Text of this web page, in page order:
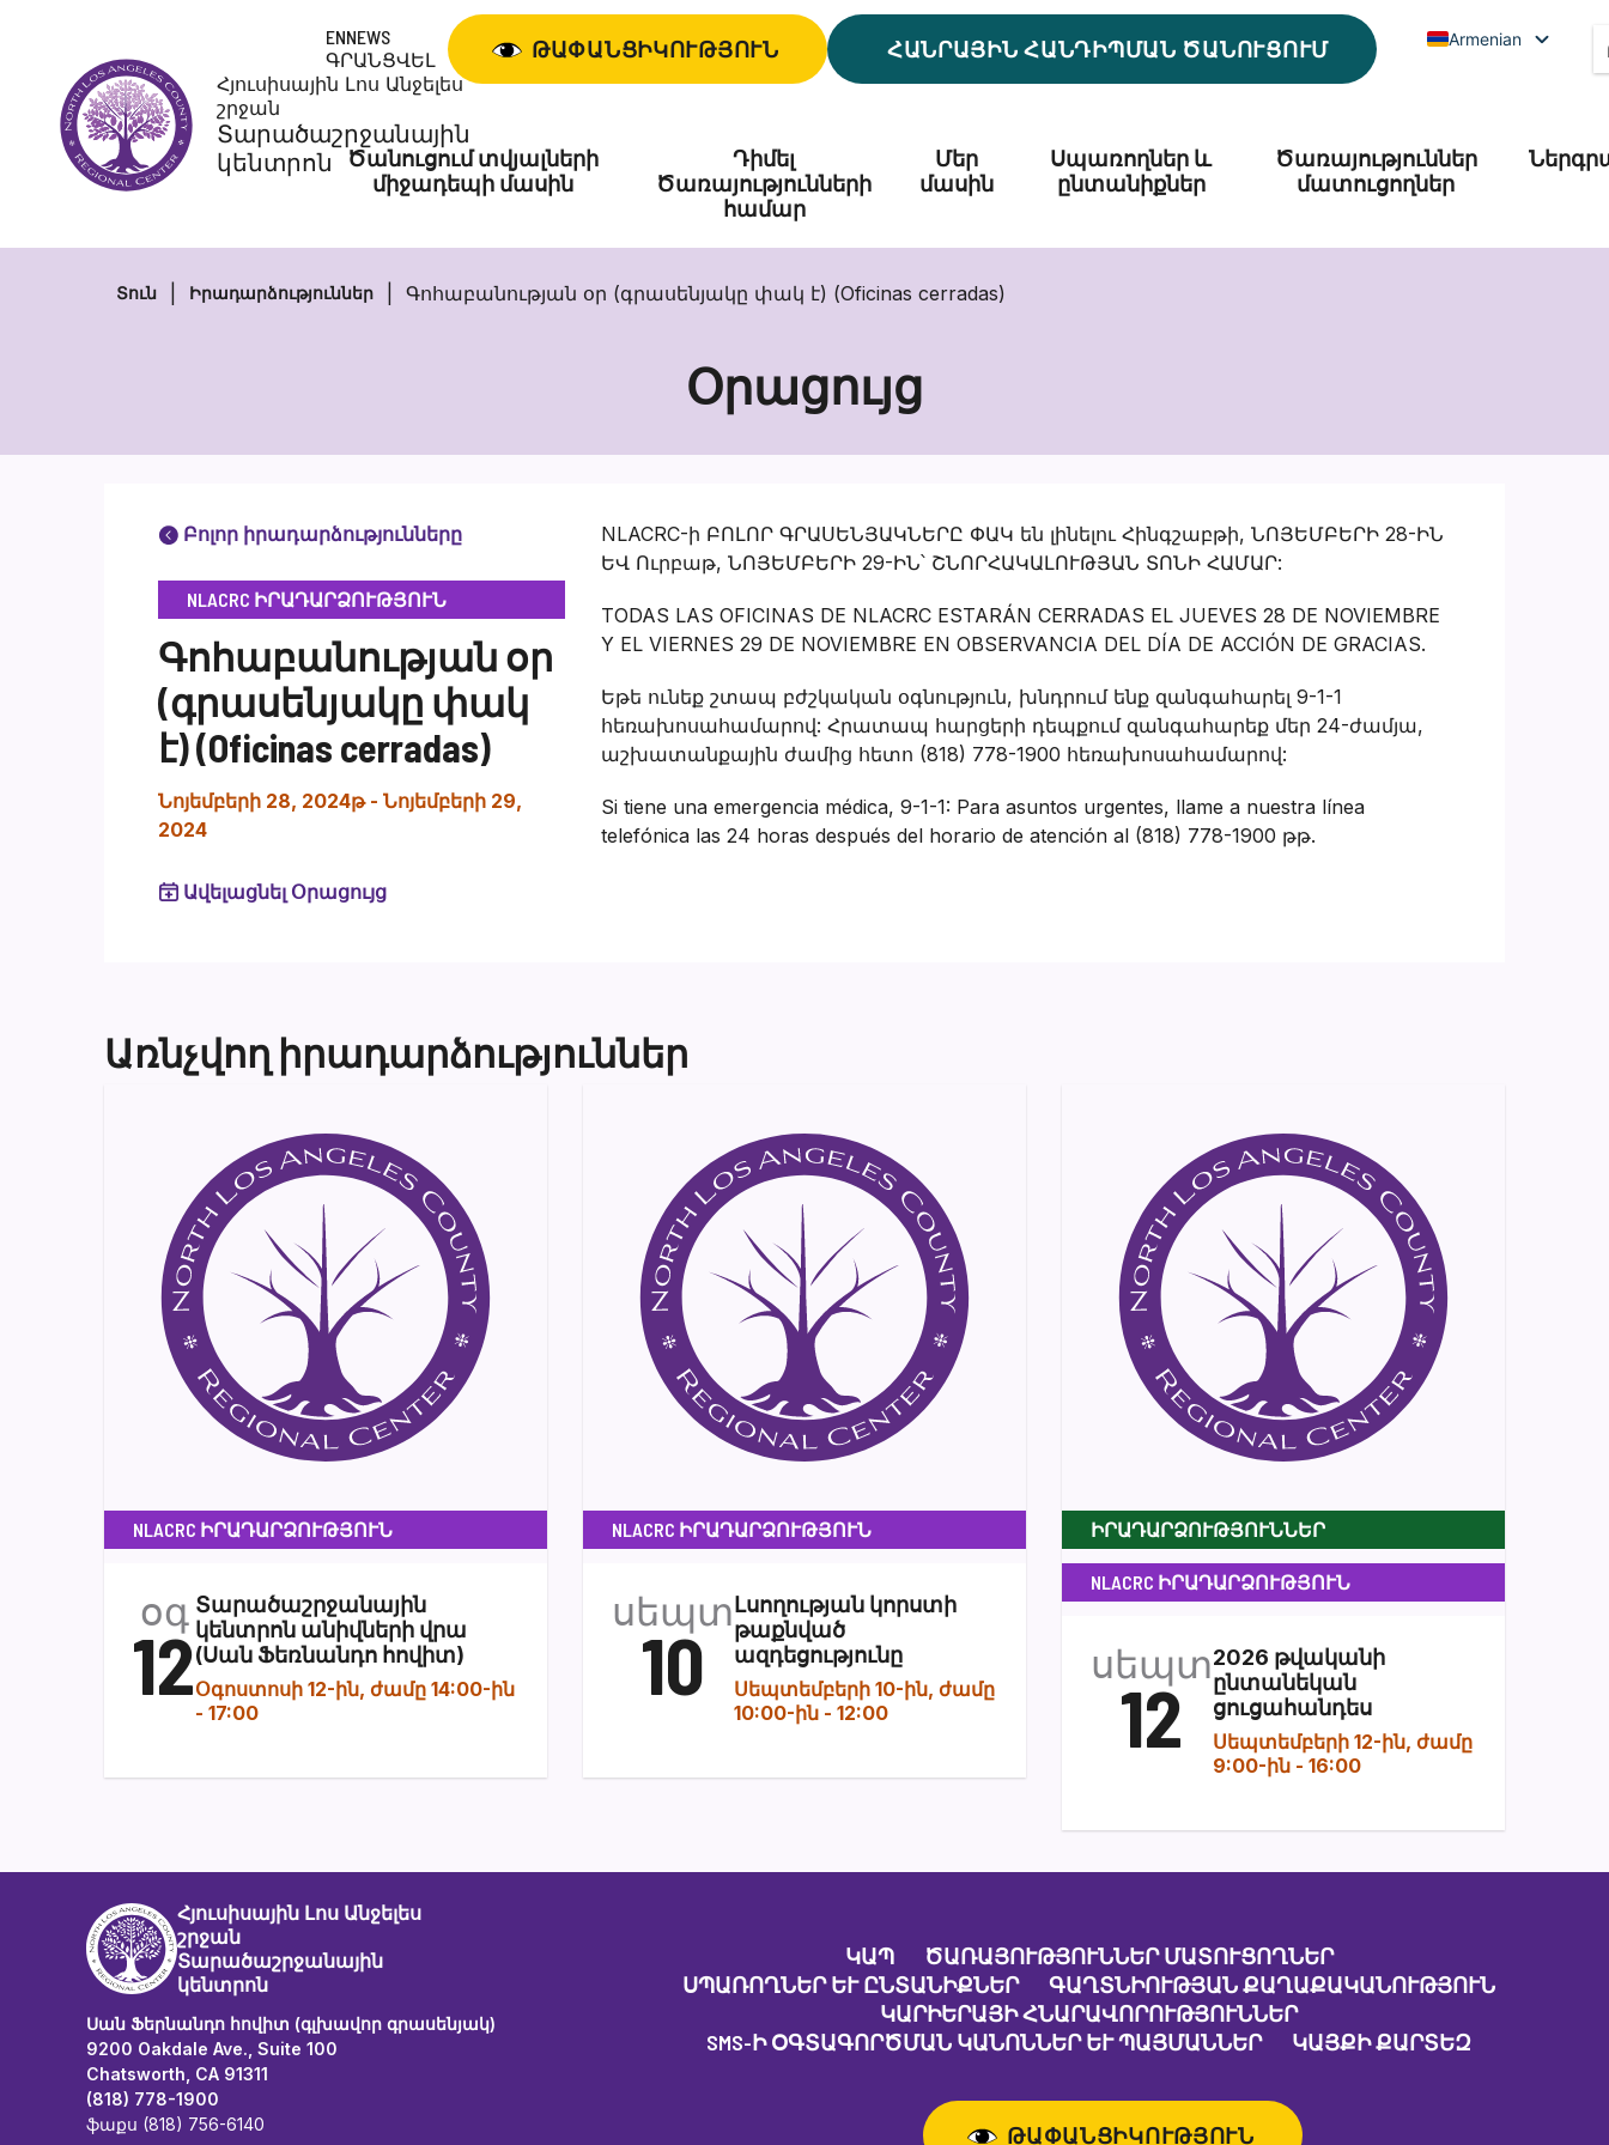
Հյուսիսային Լոս Անջելես
շրջան
Տարածաշրջանային
կենտրոն
ENNEWS
ԳՐԱՆՑՎԵԼ
ԹԱՓԱՆՑԻԿՈՒԹՅՈՒՆ ՀԱՆՐԱՅԻՆ ՀԱՆԴԻՊՄԱՆ ԾԱՆՈՒՑՈՒՄ Armenian
Ծանուցում տվյալների
միջադեպի մասին
Դիմել
Ծառայությունների
համար
Մեր
մասին
Սպառողներ և
ընտանիքներ
Ծառայություններ
մատուցողներ
Տուն Իրադարձություններ Գոհաբանության օր (գրասենյակը փակ է) (Oficinas cerradas)
Օրացույց
Բոլոր իրադարձությունները
NLACRC ԻՐԱԴԱՐՁՈՒԹՅՈՒՆ
Գոհաբանության օր
(գրասենյակը փակ
է) (Oficinas cerradas)
Նոյեմբերի 28, 2024թ- Նոյեմբերի 29,
2024
Ավելացնել Օրացույց
NLACRC-ի ԲՈԼՈՐ ԳՐԱՍԵՆՅԱԿՆԵՐԸ ՓԱԿ են լինելու Հինգշաբթի, ՆՈՅԵՄԲԵՐԻ 28-ԻՆ
ԵՎ Ուրբաթ, ՆՈՅԵՄԲԵՐԻ 29-ԻՆ՝ ՇՆՈՐՀԱԿԱԼՈՒԹՅԱՆ ՏՈՆԻ ՀԱՄԱՐ:
TODAS LAS OFICINAS DE NLACRC ESTARÁN CERRADAS EL JUEVES 28 DE NOVIEMBRE
Y EL VIERNES 29 DE NOVIEMBRE EN OBSERVANCIA DEL DÍA DE ACCIÓN DE GRACIAS.
Եթե ունեք շտապ բժշկական օգնություն, խնդրում ենք զանգահարել 9-1-1
հեռախոսահամարով: Հրատապ հարցերի դեպքում զանգահարեք մեր 24-ժամյա,
աշխատանքային ժամից հետո (818) 778-1900 հեռախոսահամարով:
Si tiene una emergencia médica, 9-1-1: Para asuntos urgentes, llame a nuestra línea
telefónica las 24 horas después del horario de atención al (818) 778-1900 թթ.
Առնչվող իրադարձություններ
NLACRC ԻՐԱԴԱՐՁՈՒԹՅՈՒՆ
օգ
12
Տարածաշրջանային
կենտրոն անիվների վրա
(Սան Ֆեռնանդո հովիտ)
Օգոստոսի 12-ին, ժամը 14:00-ին
- 17:00
NLACRC ԻՐԱԴԱՐՁՈՒԹՅՈՒՆ
սեպտ
10
Լսողության կորստի
թաքնված
ազդեցությունը
Սեպտեմբերի 10-ին, ժամը
10:00-ին - 12:00
ԻՐԱԴԱՐՁՈՒԹՅՈՒՆՆԵՐ
NLACRC ԻՐԱԴԱՐՁՈՒԹՅՈՒՆ
սեպտ
12
2026 թվականի
ընտանեկան
ցուցահանդես
Սեպտեմբերի 12-ին, ժամը
9:00-ին - 16:00
Հյուսիսային Լոս Անջելես
շրջան
Տարածաշրջանային
կենտրոն
Սան Ֆերնանդո հովիտ (գլխավոր գրասենյակ)
9200 Oakdale Ave., Suite 100
Chatsworth, CA 91311
(818) 778-1900
ֆաքս (818) 756-6140
ԿԱՊ
ԾԱՌԱՅՈՒԹՅՈՒՆՆԵՐ ՄԱՏՈՒՑՈՂՆԵՐ
ՍՊԱՌՈՂՆԵՐ ԵՒ ԸՆՏԱՆԻՔՆԵՐ
ԳԱՂՏՆԻՈՒԹՅԱՆ ՔԱՂԱՔԱԿԱՆՈՒԹՅՈՒՆ
ԿԱՐԻԵՐԱՅԻ ՀՆԱՐԱՎՈՐՈՒԹՅՈՒՆՆԵՐ
SMS-Ի ՕԳՏԱԳՈՐԾՄԱՆ ԿԱՆՈՆՆԵՐ ԵՒ ՊԱՅՄԱՆՆԵՐ
ԿԱՅՔԻ ՔԱՐՏԵԶ
ԹԱՓԱՆՑԻԿՈՒԹՅՈՒՆ